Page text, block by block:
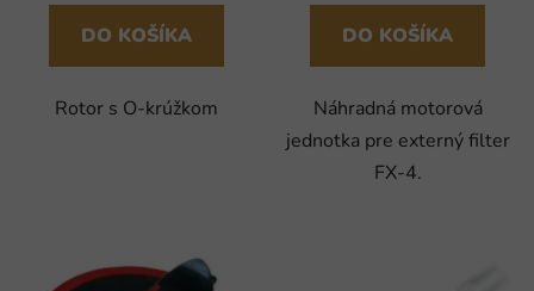
DO KOŠÍKA
Rotor s O-krúžkom
DO KOŠÍKA
Náhradná motorová
jednotka pre externý filter
FX-4.